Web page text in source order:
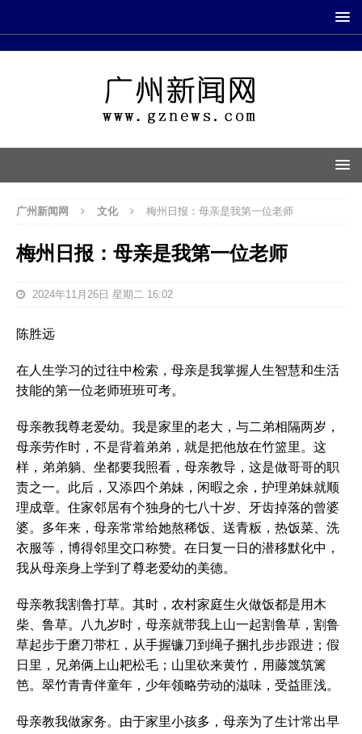
广州新闻网 文化 梅州日报：母亲是我第一位老师
梅州日报：母亲是我第一位老师
2024年11月26日 星期二 16:02
陈胜远
在人生学习的过往中检索，母亲是我掌握人生智慧和生活
技能的第一位老师班班可考。
母亲教我尊老爱幼。我是家里的老大，与二弟相隔两岁，
母亲劳作时，不是背着弟弟，就是把他放在竹篮里。这
样，弟弟躺、坐都要我照看，母亲教导，这是做哥哥的职
责之一。此后，又添四个弟妹，闲暇之余，护理弟妹就顺
理成章。住家邻居有个独身的七八十岁、牙齿掉落的曾婆
婆。多年来，母亲常常给她熬稀饭、送青粄，热饭菜、洗
衣服等，博得邻里交口称赞。在日复一日的潜移默化中，
我从母亲身上学到了尊老爱幼的美德。
母亲教我割鲁打草。其时，农村家庭生火做饭都是用木
柴、鲁草。八九岁时，母亲就带我上山一起割鲁草，割鲁
草起步于磨刀带杠，从手握镰刀到绳子捆扎步步跟进；假
日里，兄弟俩上山耙松毛；山里砍来黄竹，用藤篾筑篱
笆。翠竹青青伴童年，少年领略劳动的滋味，受益匪浅。
母亲教我做家务。由于家里小孩多，母亲为了生计常出早